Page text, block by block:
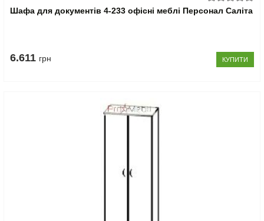
Шафа для документів 4-233 офісні меблі Персонал Саліта
6.611 грн КУПИТИ